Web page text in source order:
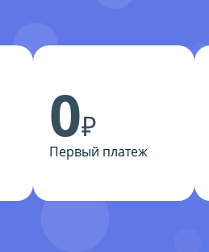
0₽
Первый платеж